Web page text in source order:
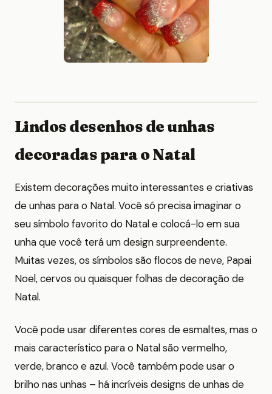
Lindos desenhos de unhas
decoradas para o Natal
Existem decorações muito interessantes e criativas
de unhas para o Natal. Você só precisa imaginar o
seu símbolo favorito do Natal e colocá-lo em sua
unha que você terá um design surpreendente.
Muitas vezes, os símbolos são flocos de neve, Papai
Noel, cervos ou quaisquer folhas de decoração de
Natal.
Você pode usar diferentes cores de esmaltes, mas o
mais característico para o Natal são vermelho,
verde, branco e azul. Você também pode usar o
brilho nas unhas – há incríveis designs de unhas de